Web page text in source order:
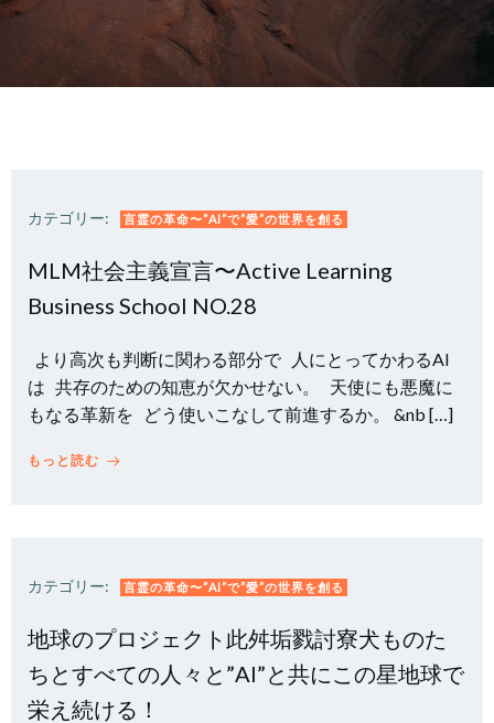
カテゴリー: 言霊の革命〜”AI”で”愛”の世界を創る
MLM社会主義宣言〜Active Learning
Business School NO.28
より高次も判断に関わる部分で 人にとってかわるAI
は 共存のための知恵が欠かせない。 天使にも悪魔に
もなる革新を どう使いこなして前進するか。 &nb […]
もっと読む
カテゴリー: 言霊の革命〜”AI”で”愛”の世界を創る
地球のプロジェクト此舛垢戮討寮犬ものた
ちとすべての人々と”AI”と共にこの星地球で
栄え続ける！